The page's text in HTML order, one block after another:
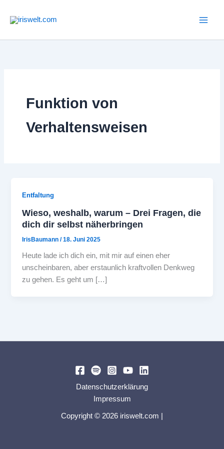
Inhalt
Funktion von
Verhaltensweisen
Entfaltung
Wieso, weshalb, warum – Drei Fragen, die
dich dir selbst näherbringen
IrisBaumann/18. Juni 2025
Heute lade ich dich ein, mit mir auf einen eher
unscheinbaren, aber erstaunlich kraftvollen Denkweg
zu gehen. Es geht um […]
Datenschutzerklärung
Impressum
Copyright © 2026 iriswelt.com |